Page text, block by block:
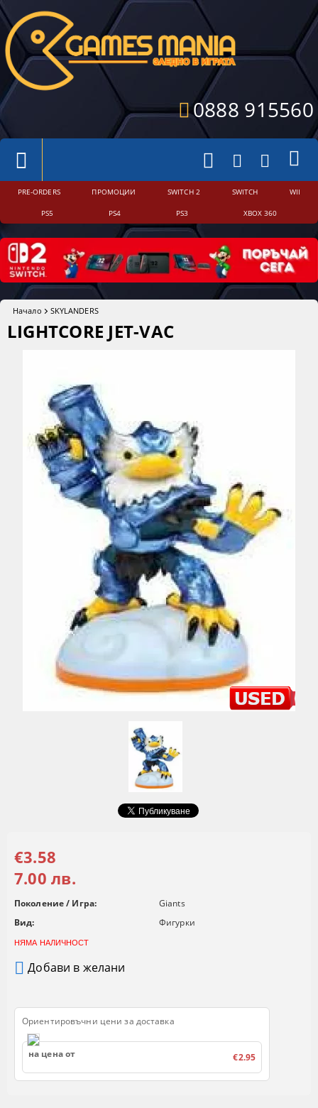
0888 915560
PRE-ORDERS ПРОМОЦИИ SWITCH 2 SWITCH WII
PS5 PS4 PS3 XBOX 360
Начало SKYLANDERS
LIGHTCORE JET-VAC
€3.58
7.00 лв.
Поколение / Игра:
Giants
Вид:
Фигурки
НЯМА НАЛИЧНОСТ
Добави в желани
Ориентировъчни цени за доставка
на цена от €2.95